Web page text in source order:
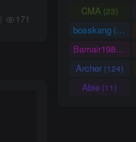
171
CMA (23)
bosskang (85)
Bamair1984(15)
Archer(124)
Abie (11)